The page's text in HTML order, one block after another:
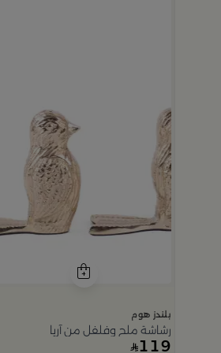
بلندز هوم
رشاشة ملح وفلفل من آريا
119